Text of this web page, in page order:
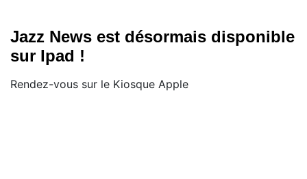
Jazz News est désormais disponible
sur Ipad !
Rendez-vous sur le Kiosque Apple